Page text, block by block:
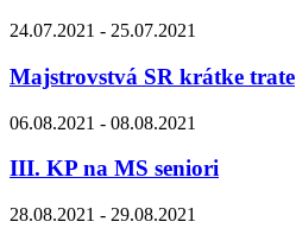
24.07.2021 - 25.07.2021
Majstrovstvá SR krátke trate
06.08.2021 - 08.08.2021
III. KP na MS seniori
28.08.2021 - 29.08.2021